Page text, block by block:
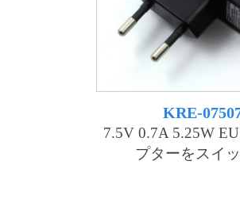
KRE-
7.5V 0.7A 5.25W
プターをスイ